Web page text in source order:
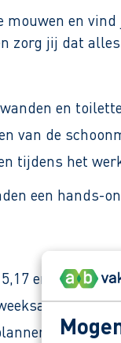
en
zorg jij dat
en
van de
tijdens het
een
en € 20,33,
functie.